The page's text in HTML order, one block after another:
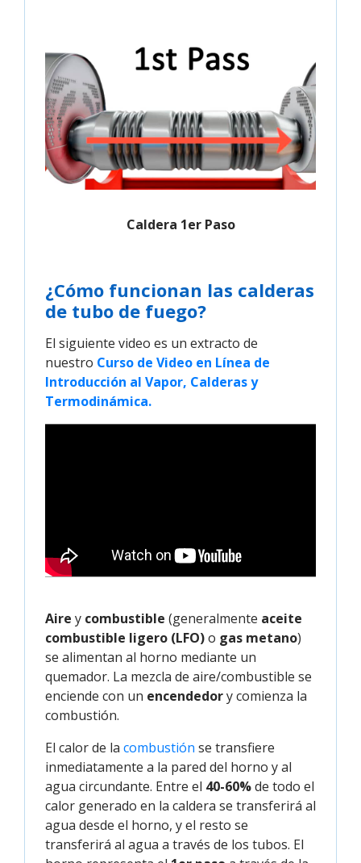
Caldera 1er Paso
¿Cómo funcionan las calderas
de tubo de fuego?
El siguiente video es un extracto de
nuestro Curso de Video en Línea de
Introducción al Vapor, Calderas y
Termodinámica.
Aire y combustible (generalmente aceite
combustible ligero (LFO)o gas metano)
se alimentan al horno mediante un
quemador. La mezcla de aire/combustible se
enciende con un encendedory comienza la
combustión.
El calor de la combustión se transfiere
inmediatamente a la pared del horno y al
agua circundante. Entre el 40-60%de todo el
calor generado en la caldera se transferirá al
agua desde el horno, y el resto se
transferirá al agua a través de los tubos. El